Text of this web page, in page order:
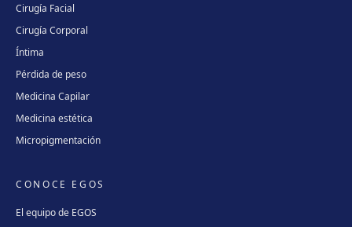
Cirugía Facial
Cirugía Corporal
Íntima
Pérdida de peso
Medicina Capilar
Medicina estética
Micropigmentación
CONOCE EGOS
El equipo de EGOS